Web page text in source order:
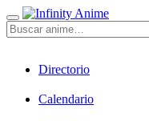
Directorio
Calendario